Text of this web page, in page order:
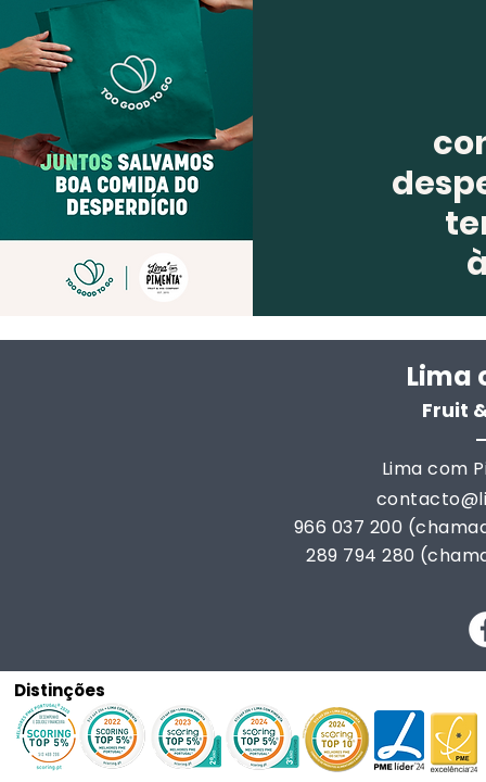
Lima
Fruit
Lima com
966 037 200
289 794 280
Distinções